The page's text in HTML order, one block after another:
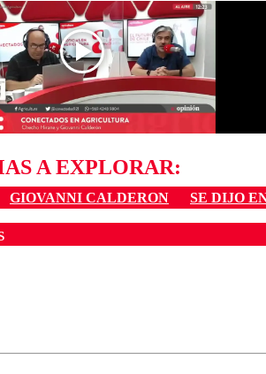
A EXPLORAR:
GIOVANNI CALDERON SE DIJO